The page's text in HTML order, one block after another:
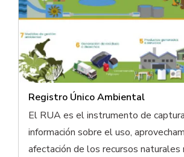
Registro Único Ambiental
El RUA es el instrumento de
información sobre el uso,
afectación de los recursos naturales